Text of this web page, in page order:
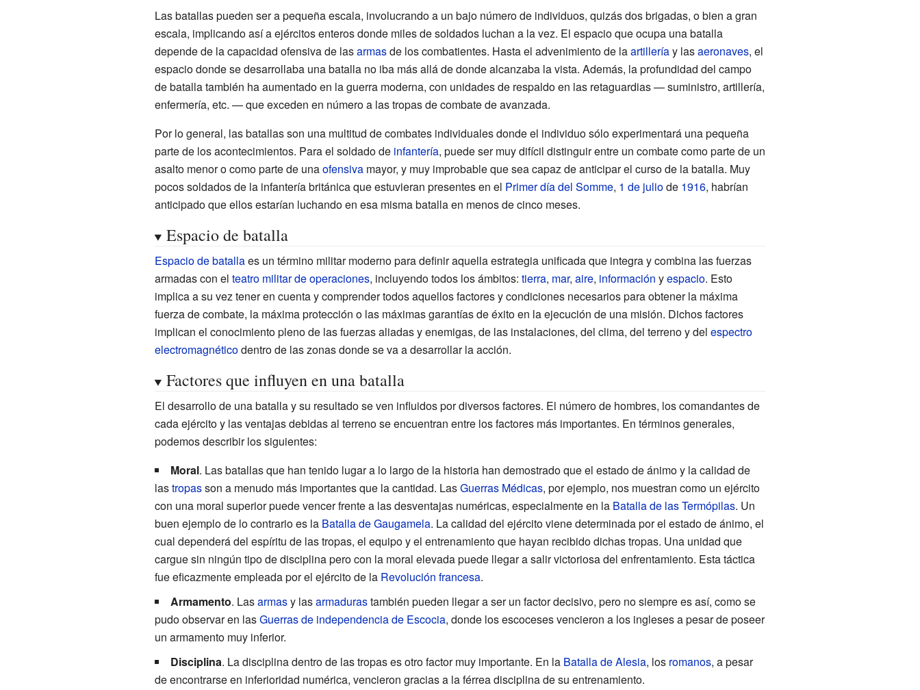
Las batallas pueden ser a pequeña escala, involucrando a un bajo número de individuos, quizás dos brigadas, o bien a gran
escala, implicando así a ejércitos enteros donde miles de soldados luchan a la vez. El espacio que ocupa una batalla
depende de la capacidad ofensiva de lasarmasde los combatientes. Hasta el advenimiento de laartilleríay lasaeronaves, el
espacio donde se desarrollaba una batalla no iba más allá de donde alcanzaba la vista. Además, la profundidad del campo
de batalla también ha aumentado en la guerra moderna, con unidades de respaldo en las retaguardias — suministro, artillería,
enfermería, etc. — que exceden en número a las tropas de combate de avanzada.
Por lo general, las batallas son una multitud de combates individuales donde el individuo sólo experimentará una pequeña
parte de los acontecimientos. Para el soldado de infantería, puede ser muy difícil distinguir entre un combate como parte de un
asalto menor o como parte de unaofensivamayor, y muy improbable que sea capaz de anticipar el curso de la batalla. Muy
pocos soldados de la infantería británica que estuvieran presentes en el Primer día del Somme, 1 de juliode 1916, habrían
anticipado que ellos estarían luchando en esa misma batalla en menos de cinco meses.
Espacio de batalla
Espacio de batallaes un término militar moderno para definir aquella estrategia unificada que integra y combina las fuerzas
armadas con el teatro militar de operaciones, incluyendo todos los ámbitos: tierra, mar, aire, información yespacio. Esto
implica a su vez tener en cuenta y comprender todos aquellos factores y condiciones necesarios para obtener la máxima
fuerza de combate, la máxima protección o las máximas garantías de éxito en la ejecución de una misión. Dichos factores
implican el conocimiento pleno de las fuerzas aliadas y enemigas, de las instalaciones, del clima, del terreno y del espectro
electromagnéticodentro de las zonas donde se va a desarrollar la acción.
Factores que influyen en una batalla
El desarrollo de una batalla y su resultado se ven influidos por diversos factores. El número de hombres, los comandantes de
cada ejército y las ventajas debidas al terreno se encuentran entre los factores más importantes. En términos generales,
podemos describir los siguientes:
Moral. Las batallas que han tenido lugar a lo largo de la historia han demostrado que el estado de ánimo y la calidad de
lastropasson a menudo más importantes que la cantidad. LasGuerras Médicas, por ejemplo, nos muestran como un ejército
con una moral superior puede vencer frente a las desventajas numéricas, especialmente en la Batalla de las Termópilas. Un
buen ejemplo de lo contrario es la Batalla de Gaugamela. La calidad del ejército viene determinada por el estado de ánimo, el
cual dependerá del espíritu de las tropas, el equipo y el entrenamiento que hayan recibido dichas tropas. Una unidad que
cargue sin ningún tipo de disciplina pero con la moral elevada puede llegar a salir victoriosa del enfrentamiento. Esta táctica
fue eficazmente empleada por el ejército de la Revolución francesa.
Armamento. Lasarmasy lasarmadurastambién pueden llegar a ser un factor decisivo, pero no siempre es así, como se
pudo observar en lasGuerras de independencia de Escocia, donde los escoceses vencieron a los ingleses a pesar de poseer
un armamento muy inferior.
Disciplina. La disciplina dentro de las tropas es otro factor muy importante. En la Batalla de Alesia, los romanos, a pesar
de encontrarse en inferioridad numérica, vencieron gracias a la férrea disciplina de su entrenamiento.